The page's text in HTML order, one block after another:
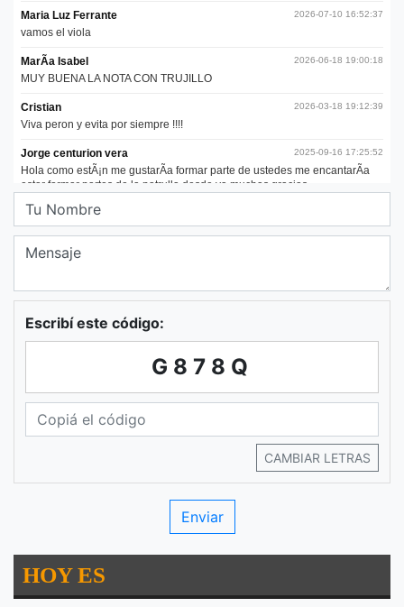
Escribí este código:
G878Q
CAMBIAR LETRAS
HOY ES